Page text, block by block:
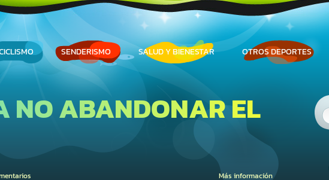
SENDERISMO SALUD Y BIENESTAR OTROS DEPORTES
NO ABANDONAR EL
Más información